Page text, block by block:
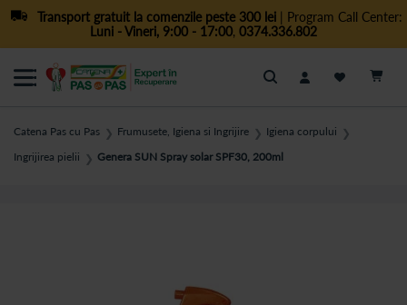
Transport gratuit la comenzile peste 300 lei| Program Call Center:
Luni - Vineri, 9:00 - 17:00, 0374.336.802
Cautare
Catena Pas cu Pas ❯ Frumusete, Igiena si Ingrijire ❯ Igiena corpului ❯
Ingrijirea pielii ❯ Genera SUN Spray solar SPF30, 200ml